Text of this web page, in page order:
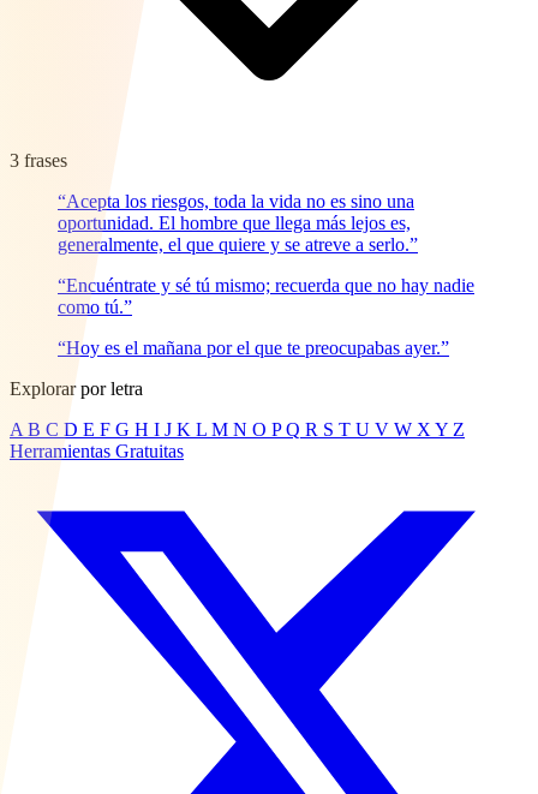
3 frases
“Acepta los riesgos, toda la vida no es sino una
oportunidad. El hombre que llega más lejos es,
generalmente, el que quiere y se atreve a serlo.”
“Encuéntrate y sé tú mismo; recuerda que no hay nadie
como tú.”
“Hoy es el mañana por el que te preocupabas ayer.”
Explorar por letra
A B C D E F G H I J K L M N O P Q R S T U V W X Y Z
Herramientas Gratuitas